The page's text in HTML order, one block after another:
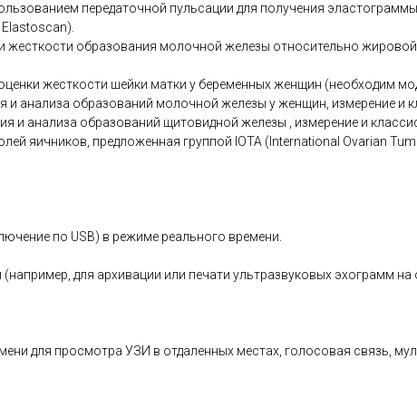
передаточной пульсации для получения
жесткости образования молочной железы относительно
жесткости шейки матки у беременных женщин (необходим
анализа образований молочной железы у женщин, измерение и
анализа образований щитовидной железы , измерение и
яичников, предложенная группой IOTA (International Ovarian
по USB) в режиме реального времени.
для архивации или печати ультразвуковых эхограмм
для просмотра УЗИ в отдаленных местах, голосовая связь,